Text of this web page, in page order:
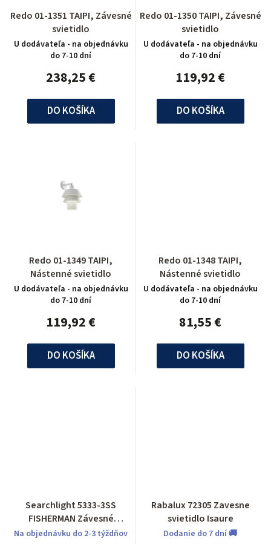
Redo 01-1351 TAIPI, Závesné
svietidlo
U dodávateľa - na objednávku
do 7-10 dní
238,25 €
DO KOŠÍKA
Redo 01-1350 TAIPI, Závesné
svietidlo
U dodávateľa - na objednávku
do 7-10 dní
119,92 €
DO KOŠÍKA
Redo 01-1349 TAIPI,
Nástenné svietidlo
U dodávateľa - na objednávku
do 7-10 dní
119,92 €
DO KOŠÍKA
Redo 01-1348 TAIPI,
Nástenné svietidlo
U dodávateľa - na objednávku
do 7-10 dní
81,55 €
DO KOŠÍKA
Searchlight 5333-3SS
FISHERMAN Závesné
svietidlo
Na objednávku do 2-3 týždňov
Rabalux 72305 Zavesne
svietidlo Isaure
Dodanie do 7 dní 🚚